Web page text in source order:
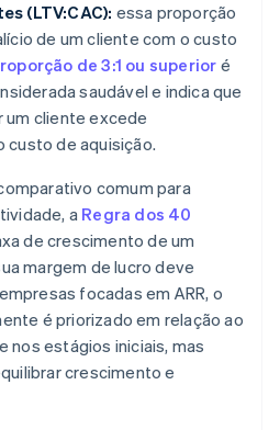
(LTV:CAC): essa proporção
de um cliente com o custo
de 3:1 ou superior é
saudável e indica que
um cliente excede
de aquisição.
comum para
a Regra dos 40
de crescimento de um
margem de lucro deve
focadas em ARR, o
é priorizado em relação ao
nos estágios iniciais, mas
crescimento e